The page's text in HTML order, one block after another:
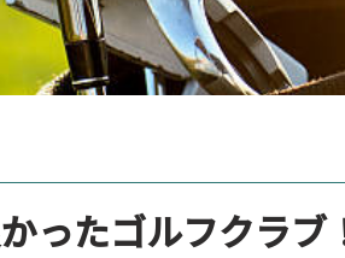
ったゴルフクラブ